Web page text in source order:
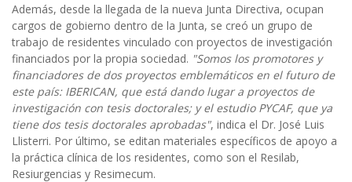
Además, desde la llegada de la nueva Junta Directiva, ocupan
cargos de gobierno dentro de la Junta, se creó un grupo de
trabajo de residentes vinculado con proyectos de investigación
financiados por la propia sociedad. "Somos los promotores y
financiadores de dos proyectos emblemáticos en el futuro de
este país: IBERICAN, que está dando lugar a proyectos de
investigación con tesis doctorales; y el estudio PYCAF, que ya
tiene dos tesis doctorales aprobadas", indica el Dr. José Luis
Llisterri. Por último, se editan materiales específicos de apoyo a
la práctica clínica de los residentes, como son el Resilab,
Resiurgencias y Resimecum.